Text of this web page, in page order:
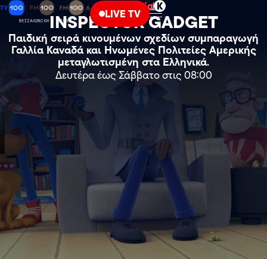
LIVE TV
Ψυχαγωγία Κ
INSPECTOR GADGET
Παιδική σειρά κινουμένων σχεδίων συμπαραγωγή
Γαλλία Καναδά και Ηνωμένες Πολιτείες Αμερικής
μεταγλωτισμένη στα Ελληνικά.
Δευτέρα έως Σάββατο στις 08:00